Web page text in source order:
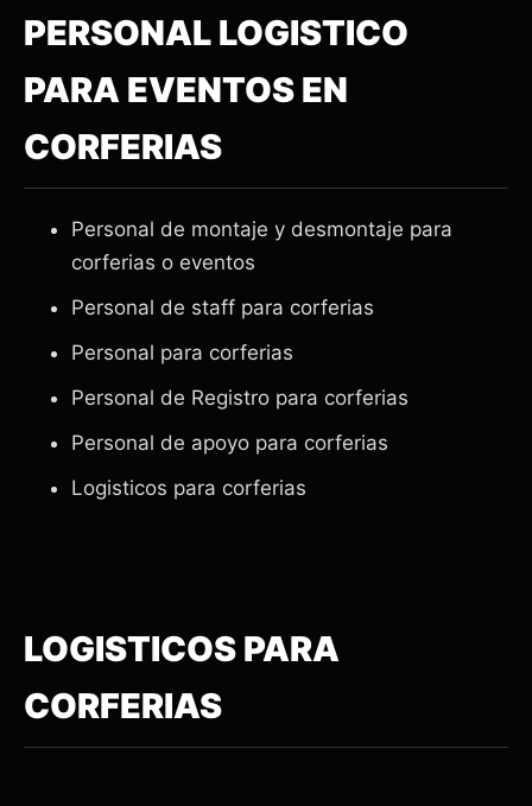
PERSONAL LOGISTICO
PARA EVENTOS EN
CORFERIAS
Personal de montaje y desmontaje para
corferias o eventos
Personal de staff para corferias
Personal para corferias
Personal de Registro para corferias
Personal de apoyo para corferias
Logisticos para corferias
LOGISTICOS PARA
CORFERIAS